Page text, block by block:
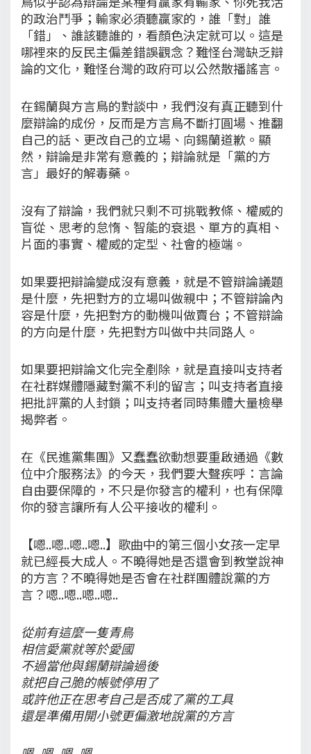
的政治鬥爭；輸家必須聽贏家的，誰「對」誰
「錯」、誰該聽誰的，看顏色決定就可以。這是
哪裡來的反民主偏差錯誤觀念？難怪台灣缺乏辯
論的文化，難怪台灣的政府可以公然散播謠言。
在錫蘭與方言鳥的對談中，我們沒有真正聽到什
麼辯論的成份，反而是方言鳥不斷打圓場、推翻
自己的話、更改自己的立場、向錫蘭道歉。顯
然，辯論是非常有意義的；辯論就是「黨的方
言」最好的解毒藥。
沒有了辯論，我們就只剩不可挑戰教條、權威的
盲從、思考的怠惰、智能的衰退、單方的真相、
片面的事實、權威的定型、社會的極端。
如果要把辯論變成沒有意義，就是不管辯論議題
是什麼，先把對方的立場叫做親中；不管辯論內
容是什麼，先把對方的動機叫做賣台；不管辯論
的方向是什麼，先把對方叫做中共同路人。
如果要把辯論文化完全剷除，就是直接叫支持者
在社群媒體隱藏對黨不利的留言；叫支持者直接
把批評黨的人封鎖；叫支持者同時集體大量檢舉
揭弊者。
在《民進黨集團》又蠢蠢欲動想要重啟通過《數
位中介服務法》的今天，我們要大聲疾呼：言論
自由要保障的，不只是你發言的權利，也有保障
你的發言讓所有人公平接收的權利。
【嗯..嗯..嗯..嗯..】歌曲中的第三個小女孩一定早
就已經長大成人。不曉得她是否還會到教堂說神
的方言？不曉得她是否會在社群團體說黨的方
言？嗯..嗯..嗯..嗯..
從前有這麼一隻青鳥
相信愛黨就等於愛國
不過當他與錫蘭辯論過後
就把自己脆的帳號停用了
或許他正在思考自己是否成了黨的工具
還是準備用開小號更偏激地說黨的方言